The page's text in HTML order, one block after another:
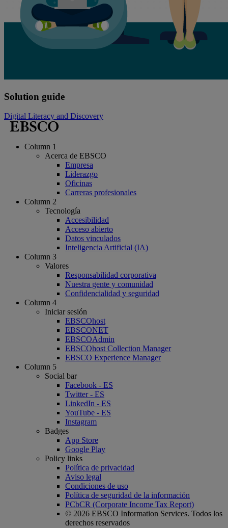
Solution guide
Digital Literacy and Discovery
Column 1
Acerca de EBSCO
Empresa
Liderazgo
Oficinas
Carreras profesionales
Column 2
Tecnología
Accesibilidad
Acceso abierto
Datos vinculados
Inteligencia Artificial (IA)
Column 3
Valores
Responsabilidad corporativa
Nuestra gente y comunidad
Confidencialidad y seguridad
Column 4
Iniciar sesión
EBSCOhost
EBSCONET
EBSCOAdmin
EBSCOhost Collection Manager
EBSCO Experience Manager
Column 5
Social bar
Facebook - ES
Twitter - ES
LinkedIn - ES
YouTube - ES
Instagram
Badges
App Store
Google Play
Policy links
Política de privacidad
Aviso legal
Condiciones de uso
Política de seguridad de la información
PCbCR (Corporate Income Tax Report)
© 2026 EBSCO Information Services. Todos los
derechos reservados